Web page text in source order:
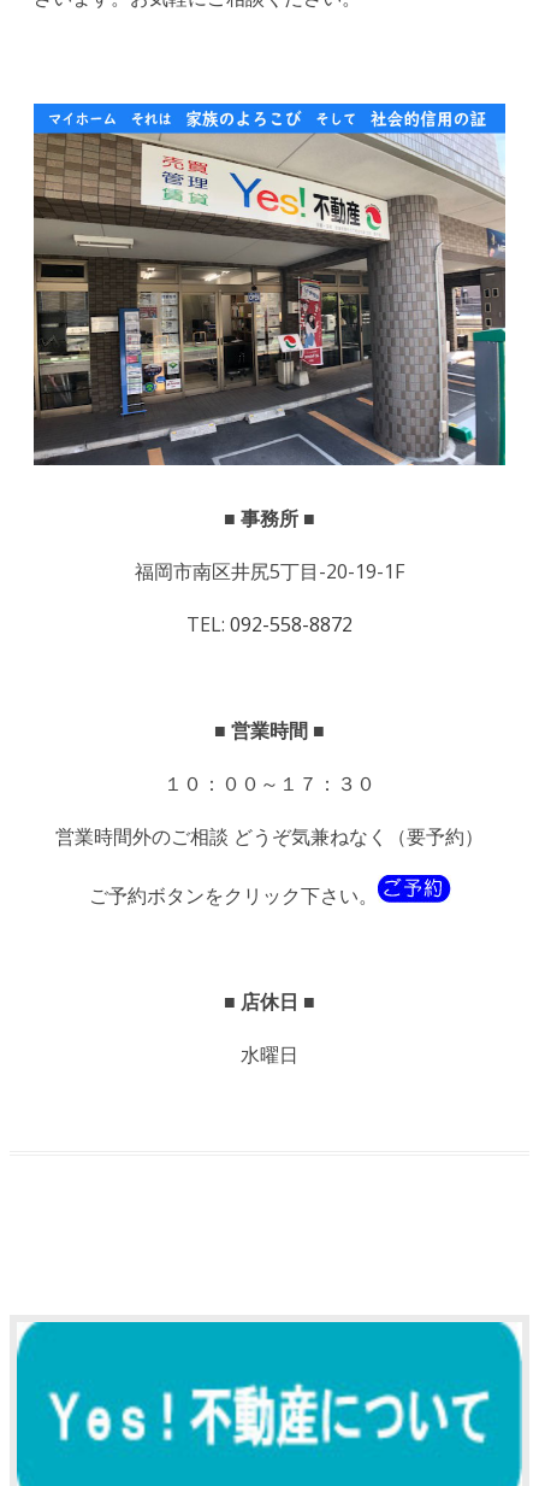
■ 事務所 ■
福岡市南区井尻5丁目-20-19-1F
TEL: 092-558-8872
■ 営業時間 ■
１０：００～１７：３０
営業時間外のご相談 どうぞ気兼ねなく（要予約）
ご予約ボタンをクリック下さい。
■ 店休日 ■
水曜日